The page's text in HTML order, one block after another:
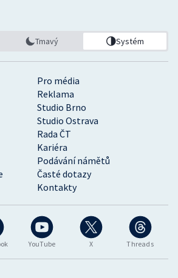
YouTube X Threads
Pro média
Reklama
Studio Brno
Studio Ostrava
Rada ČT
Kariéra
Podávání námětů
Časté dotazy
Kontakty
Tmavý Systém